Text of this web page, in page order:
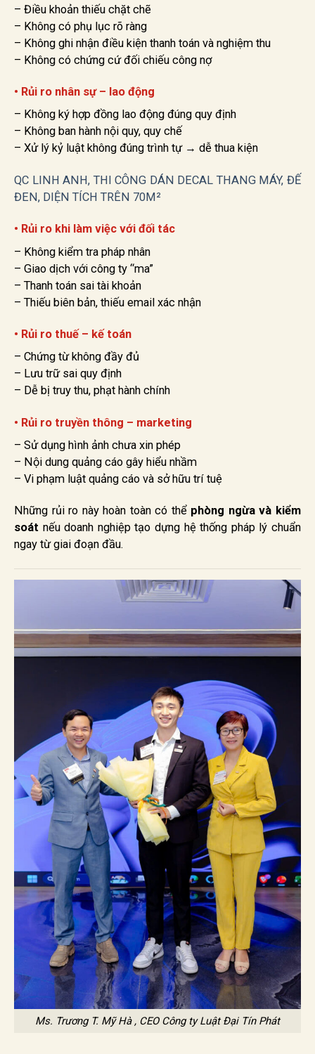
– Điều khoản thiếu chặt chẽ
– Không có phụ lục rõ ràng
– Không ghi nhận điều kiện thanh toán và nghiệm thu
– Không có chứng cứ đối chiếu công nợ
• Rủi ro nhân sự – lao động
– Không ký hợp đồng lao động đúng quy định
– Không ban hành nội quy, quy chế
– Xử lý kỷ luật không đúng trình tự → dễ thua kiện
QC LINH ANH, THI CÔNG DÁN DECAL THANG MÁY, ĐẾ
ĐEN, DIỆN TÍCH TRÊN 70M²
• Rủi ro khi làm việc với đối tác
– Không kiểm tra pháp nhân
– Giao dịch với công ty “ma”
– Thanh toán sai tài khoản
– Thiếu biên bản, thiếu email xác nhận
• Rủi ro thuế – kế toán
– Chứng từ không đầy đủ
– Lưu trữ sai quy định
– Dễ bị truy thu, phạt hành chính
• Rủi ro truyền thông – marketing
– Sử dụng hình ảnh chưa xin phép
– Nội dung quảng cáo gây hiểu nhầm
– Vi phạm luật quảng cáo và sở hữu trí tuệ
Những rủi ro này hoàn toàn có thể phòng ngừa và kiểm
soát nếu doanh nghiệp tạo dựng hệ thống pháp lý chuẩn
ngay từ giai đoạn đầu.
Ms. Trương T. Mỹ Hà , CEO Công ty Luật Đại Tín Phát